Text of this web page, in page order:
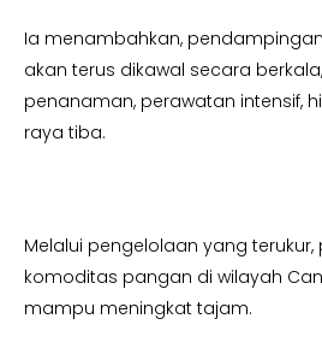
Ia menambahkan,
akan terus dikawal secara
penanaman, perawatan intensif,
raya tiba.
Melalui pengelolaan yang terukur,
komoditas pangan di wilayah
mampu meningkat tajam.